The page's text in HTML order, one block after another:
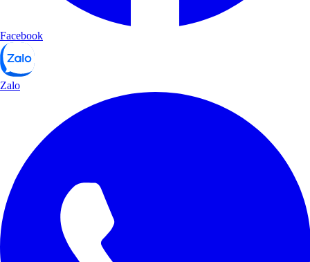
Facebook
Zalo